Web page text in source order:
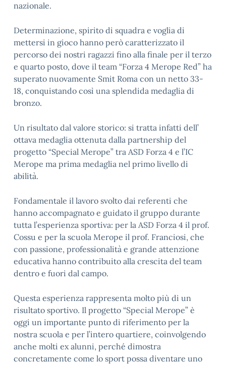
nazionale.
Determinazione, spirito di squadra e voglia di
mettersi in gioco hanno però caratterizzato il
percorso dei nostri ragazzi fino alla finale per il terzo
e quarto posto, dove il team “Forza 4 Merope Red” ha
superato nuovamente Smit Roma con un netto 33-
18, conquistando così una splendida medaglia di
bronzo.
Un risultato dal valore storico: si tratta infatti dell’
ottava medaglia ottenuta dalla partnership del
progetto “Special Merope” tra ASD Forza 4 e l’IC
Merope ma prima medaglia nel primo livello di
abilità.
Fondamentale il lavoro svolto dai referenti che
hanno accompagnato e guidato il gruppo durante
tutta l’esperienza sportiva: per la ASD Forza 4 il prof.
Cossu e per la scuola Merope il prof. Franciosi, che
con passione, professionalità e grande attenzione
educativa hanno contribuito alla crescita del team
dentro e fuori dal campo.
Questa esperienza rappresenta molto più di un
risultato sportivo. Il progetto “Special Merope” è
oggi un importante punto di riferimento per la
nostra scuola e per l’intero quartiere, coinvolgendo
anche molti ex alunni, perché dimostra
concretamente come lo sport possa diventare uno